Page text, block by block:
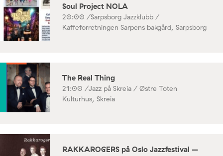
Soul Project NOLA
20:00 /Sarpsborg Jazzklubb /
Kaffeforretningen Sarpens bakgård, Sarpsborg
The Real Thing
21:00 /Jazz på Skreia / Østre Toten
Kulturhus, Skreia
RAKKAROGERS på Oslo Jazzfestival –